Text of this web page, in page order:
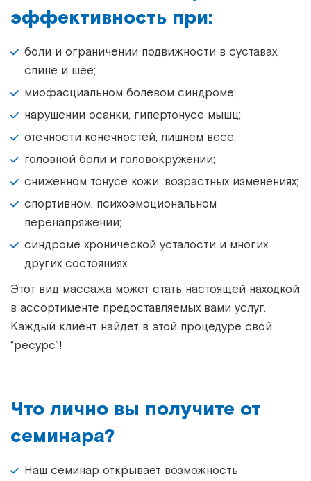
эффективность при:
боли и ограничении подвижности в суставах,
спине и шее;
миофасциальном болевом синдроме;
нарушении осанки, гипертонусе мышц;
отечности конечностей, лишнем весе;
головной боли и головокружении;
сниженном тонусе кожи, возрастных изменениях;
спортивном, психоэмоциональном
перенапряжении;
синдроме хронической усталости и многих
других состояниях.
Этот вид массажа может стать настоящей находкой
в ассортименте предоставляемых вами услуг.
Каждый клиент найдет в этой процедуре свой
“ресурс”!
Что лично вы получите от
семинара?
Наш семинар открывает возможность